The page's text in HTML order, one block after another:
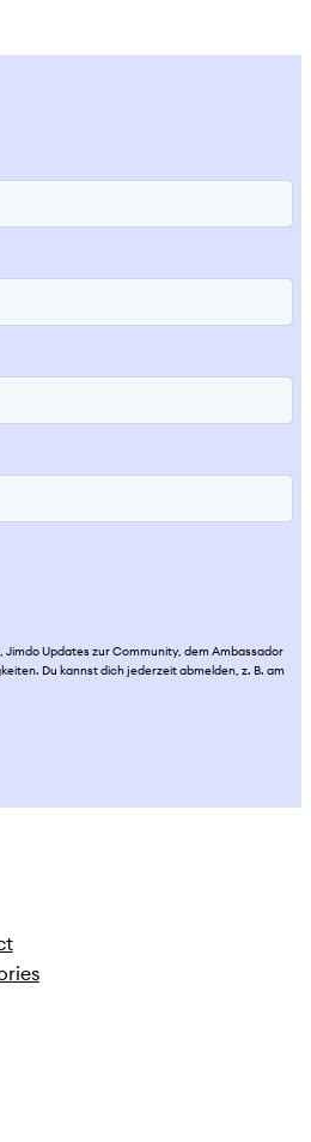
Updates zur Community, dem Ambassador
Du kannst dich jederzeit abmelden, z. B. am